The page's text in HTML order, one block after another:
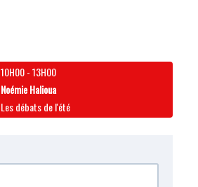
10H00-13H00
Noémie Halioua
Les débats de l'été